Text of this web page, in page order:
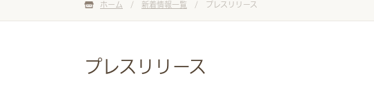
ホーム / 新着情報一覧 / プレスリリース
プレスリリース